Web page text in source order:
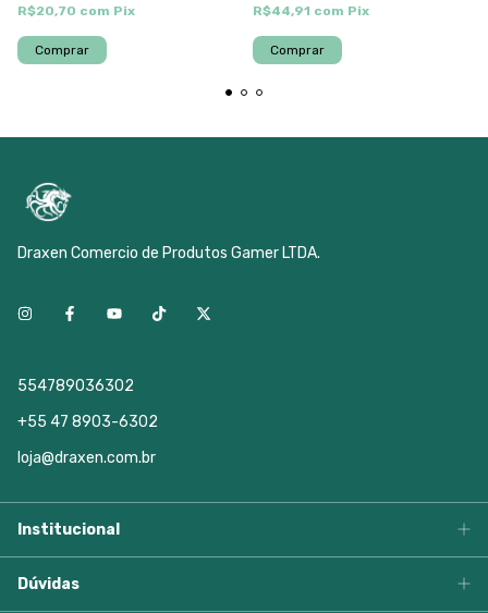
R$20,70 com Pix R$44,91 com Pix
Draxen Comercio de Produtos Gamer LTDA.
554789036302
+55 47 8903-6302
loja@draxen.com.br
Institucional
Dúvidas